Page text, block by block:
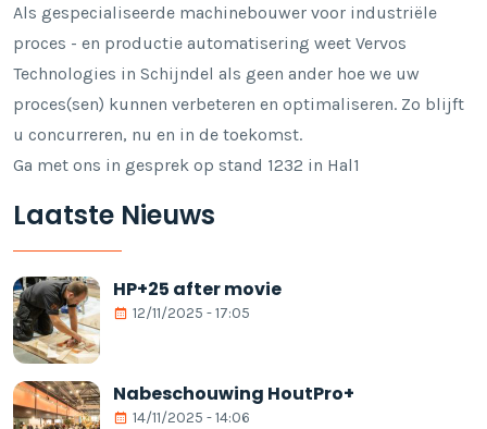
Als gespecialiseerde machinebouwer voor industriële
proces - en productie automatisering weet Vervos
Technologies in Schijndel als geen ander hoe we uw
proces(sen) kunnen verbeteren en optimaliseren. Zo blijft
u concurreren, nu en in de toekomst.
Ga met ons in gesprek op stand 1232 in Hal1
Laatste Nieuws
HP+25 after movie
12/11/2025 - 17:05
Nabeschouwing HoutPro+
14/11/2025 - 14:06